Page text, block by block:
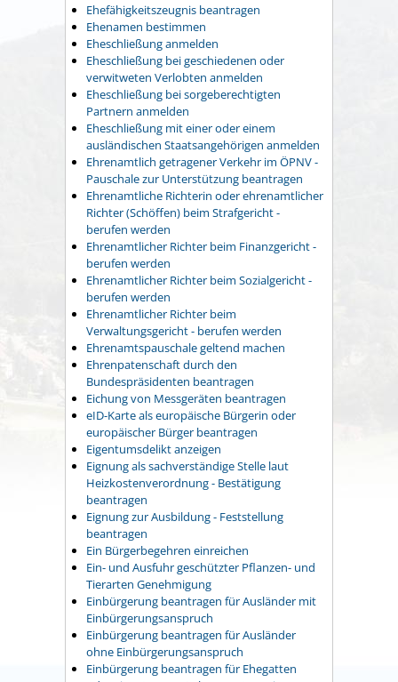
Ehefähigkeitszeugnis beantragen
Ehenamen bestimmen
Eheschließung anmelden
Eheschließung bei geschiedenen oder
verwitweten Verlobten anmelden
Eheschließung bei sorgeberechtigten
Partnern anmelden
Eheschließung mit einer oder einem
ausländischen Staatsangehörigen anmelden
Ehrenamtlich getragener Verkehr im ÖPNV -
Pauschale zur Unterstützung beantragen
Ehrenamtliche Richterin oder ehrenamtlicher
Richter (Schöffen) beim Strafgericht -
berufen werden
Ehrenamtlicher Richter beim Finanzgericht -
berufen werden
Ehrenamtlicher Richter beim Sozialgericht -
berufen werden
Ehrenamtlicher Richter beim
Verwaltungsgericht - berufen werden
Ehrenamtspauschale geltend machen
Ehrenpatenschaft durch den
Bundespräsidenten beantragen
Eichung von Messgeräten beantragen
eID-Karte als europäische Bürgerin oder
europäischer Bürger beantragen
Eigentumsdelikt anzeigen
Eignung als sachverständige Stelle laut
Heizkostenverordnung - Bestätigung
beantragen
Eignung zur Ausbildung - Feststellung
beantragen
Ein Bürgerbegehren einreichen
Ein- und Ausfuhr geschützter Pflanzen- und
Tierarten Genehmigung
Einbürgerung beantragen für Ausländer mit
Einbürgerungsanspruch
Einbürgerung beantragen für Ausländer
ohne Einbürgerungsanspruch
Einbürgerung beantragen für Ehegatten